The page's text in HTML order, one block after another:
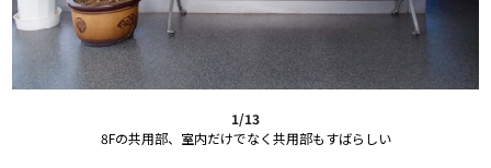
1/13
8Fの共用部、室内だけでなく共用部もすばらしい